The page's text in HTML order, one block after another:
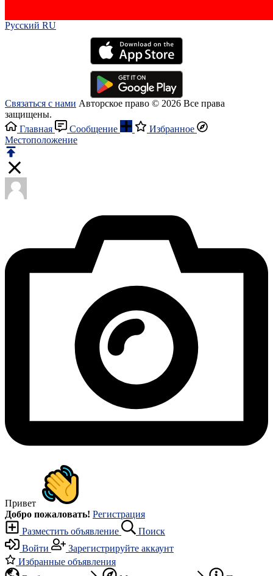
Русский RU‎
Связаться с нами Авторское право © 2026 Все права
защищены.
Главная
Сообщение
Избранное
Местоположение
Привет
Добро пожаловать! Регистрация
Разместить объявление
Поиск
Войти
Зарегистрируйте аккаунт
Избранные объявления